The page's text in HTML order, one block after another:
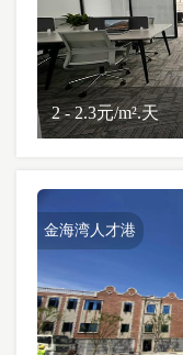
2 - 2.3元/m².天
金海湾人才港